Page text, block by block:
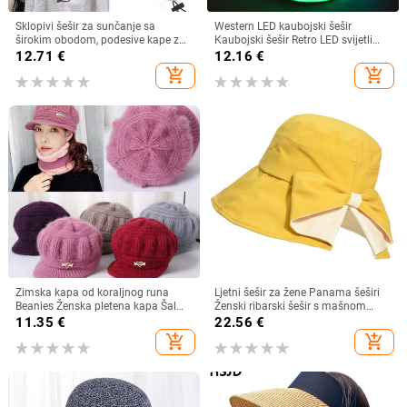
Sklopivi šešir za sunčanje sa
širokim obodom, podesive kape za
muškarce, žene, šeširi za plažu,
ljetni brzosušeći viziri, ribarska kapa
12.71 €
add_shopping_cart
Western LED kaubojski šešir
Kaubojski šešir Retro LED svijetli
obod Jazz cilindar Svjetleći
mladenkin šešir Cosplay kostim
Kaubojsko odijelo za žene
12.16 €
add_shopping_cart
Zimska kapa od koraljnog runa
Beanies Ženska pletena kapa Šal
Održava toplinu Vunena pletena
kapa Kapa sa šiltom Dvoslojne
zaštitne kape
11.35 €
add_shopping_cart
Ljetni šešir za žene Panama šeširi
Ženski ribarski šešir s mašnom
Trend ženski šeširi s kantom
Suncobran Prozračne kape za
sunce za žene
22.56 €
add_shopping_cart